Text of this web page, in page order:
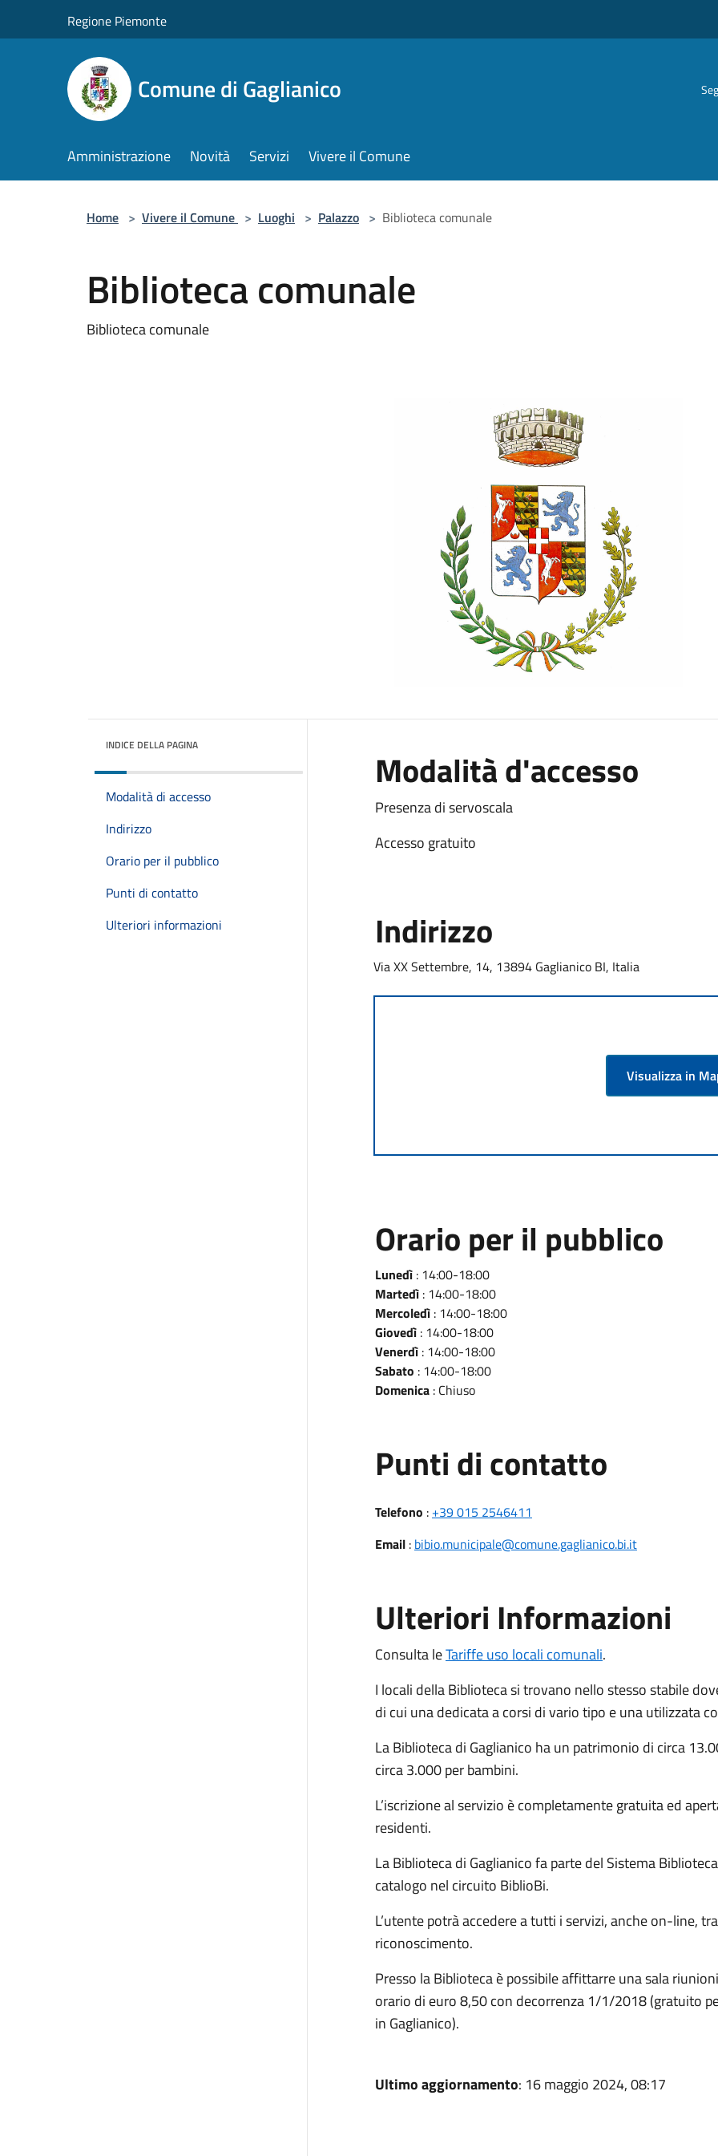
Regione Piemonte
Comune di Gaglianico
Amministrazione Novità Servizi Vivere il Comune
Home > Vivere il Comune > Luoghi > Palazzo > Biblioteca comunale
Biblioteca comunale
Biblioteca comunale
INDICE DELLA PAGINA
Modalità di accesso
Indirizzo
Orario per il pubblico
Punti di contatto
Ulteriori informazioni
Modalità d'accesso
Presenza di servoscala
Accesso gratuito
Indirizzo
Via XX Settembre, 14, 13894 Gaglianico BI, Italia
Visualizza in
Orario per il pubblico
Lunedì: 14:00-18:00
Martedì: 14:00-18:00
Mercoledì: 14:00-18:00
Giovedì: 14:00-18:00
Venerdì: 14:00-18:00
Sabato : 14:00-18:00
Domenica: Chiuso
Punti di contatto
Telefono : +39 015 2546411
Email: bibio.municipale@comune.gaglianico.bi.it
Ulteriori Informazioni
Consulta leTariffe uso locali comunali.
I locali della Biblioteca si trovano nello stesso stabile
di cui una dedicata a corsi di vario tipo e una utilizzata
La Biblioteca di Gaglianico ha un patrimonio di circa
circa 3.000 per bambini.
L’iscrizione al servizio è completamente gratuita ed
residenti.
La Biblioteca di Gaglianico fa parte del Sistema
catalogo nel circuito BiblioBi.
L’utente potrà accedere a tutti i servizi, anche on-line,
riconoscimento.
Presso la Biblioteca è possibile affittarre una sala
orario di euro 8,50 con decorrenza 1/1/2018 (gratuito
in Gaglianico).
Ultimo aggiornamento: 16 maggio 2024, 08:17